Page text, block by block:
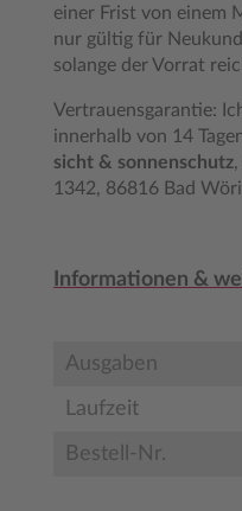
einer Frist von einem
nur gültig für
solange der Vorrat
Vertrauensgarantie:
innerhalb von 14
sicht & sonnenschutz
1342, 86816 Bad
Informationen &
Ausgaben
Laufzeit
Bestell-Nr.